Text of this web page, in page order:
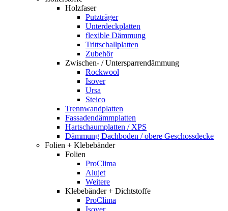
Holzfaser
Putzträger
Unterdeckplatten
flexible Dämmung
Trittschallplatten
Zubehör
Zwischen- / Untersparrendämmung
Rockwool
Isover
Ursa
Steico
Trennwandplatten
Fassadendämmplatten
Hartschaumplatten / XPS
Dämmung Dachboden / obere Geschossdecke
Folien + Klebebänder
Folien
ProClima
Alujet
Weitere
Klebebänder + Dichtstoffe
ProClima